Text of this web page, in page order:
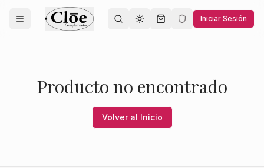
Toggle theme Iniciar Sesión
Producto no encontrado
Volver al Inicio